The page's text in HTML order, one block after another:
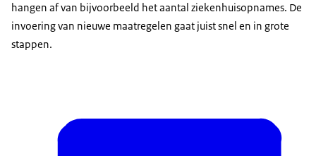
hangen af van bijvoorbeeld het aantal ziekenhuisopnames. De
invoering van nieuwe maatregelen gaat juist snel en in grote
stappen.